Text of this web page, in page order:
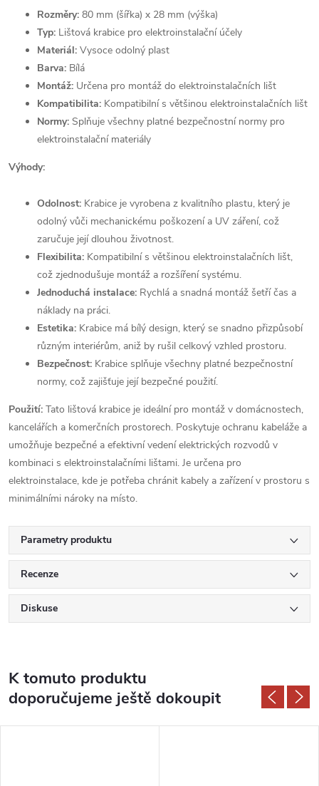
Rozměry: 80 mm (šířka) x 28 mm (výška)
Typ: Lištová krabice pro elektroinstalační účely
Materiál: Vysoce odolný plast
Barva: Bílá
Montáž: Určena pro montáž do elektroinstalačních lišt
Kompatibilita: Kompatibilní s většinou elektroinstalačních lišt
Normy: Splňuje všechny platné bezpečnostní normy pro
elektroinstalační materiály
Výhody:
Odolnost: Krabice je vyrobena z kvalitního plastu, který je
odolný vůči mechanickému poškození a UV záření, což
zaručuje její dlouhou životnost.
Flexibilita: Kompatibilní s většinou elektroinstalačních lišt,
což zjednodušuje montáž a rozšíření systému.
Jednoduchá instalace: Rychlá a snadná montáž šetří čas a
náklady na práci.
Estetika: Krabice má bílý design, který se snadno přizpůsobí
různým interiérům, aniž by rušil celkový vzhled prostoru.
Bezpečnost: Krabice splňuje všechny platné bezpečnostní
normy, což zajišťuje její bezpečné použití.
Použití: Tato lištová krabice je ideální pro montáž v domácnostech,
kancelářích a komerčních prostorech. Poskytuje ochranu kabeláže a
umožňuje bezpečné a efektivní vedení elektrických rozvodů v
kombinaci s elektroinstalačními lištami. Je určena pro
elektroinstalace, kde je potřeba chránit kabely a zařízení v prostoru s
minimálními nároky na místo.
Parametry produktu
Recenze
Diskuse
K tomuto produktu
doporučujeme ještě dokoupit